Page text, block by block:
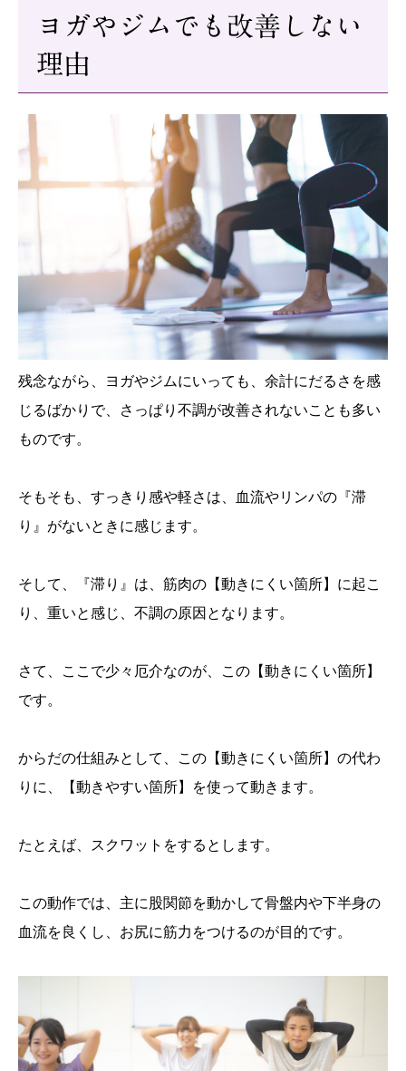
ヨガやジムでも改善しない
理由
残念ながら、ヨガやジムにいっても、余計にだるさを感
じるばかりで、さっぱり不調が改善されないことも多い
ものです。
そもそも、すっきり感や軽さは、血流やリンパの『滞
り』がないときに感じます。
そして、『滞り』は、筋肉の【動きにくい箇所】に起こ
り、重いと感じ、 不調の原因 となります。
さて、ここで少々厄介なのが、この【動きにくい箇所】
です。
からだの仕組みとして、この【動きにくい箇所】の代わ
りに、【動きやすい箇所】を使って動きます。
たとえば、スクワットをするとします。
この動作では、主に股関節を動かして骨盤内や下半身の
血流を良くし、お尻に筋力をつけるのが目的です。